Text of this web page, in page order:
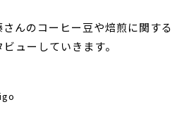
んのコーヒー豆や焙煎に関する
ューしていきます。